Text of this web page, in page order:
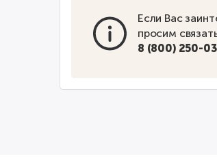
Если Вас
просим
8 (800) 250-